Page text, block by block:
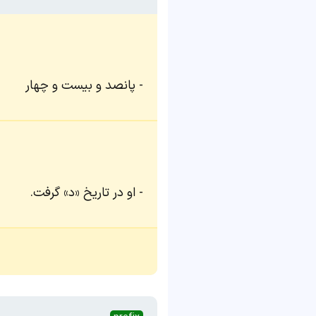
پانصد و بیست و چهار
او در تاریخ «د» گرفت.